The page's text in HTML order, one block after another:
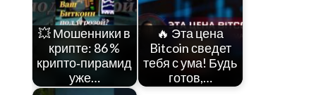
💥 Мошенники в
крипте: 86 %
крипто‑пирамид
уже…
🔥 Эта цена
Bitcoin сведет
тебя с ума! Будь
готов,…